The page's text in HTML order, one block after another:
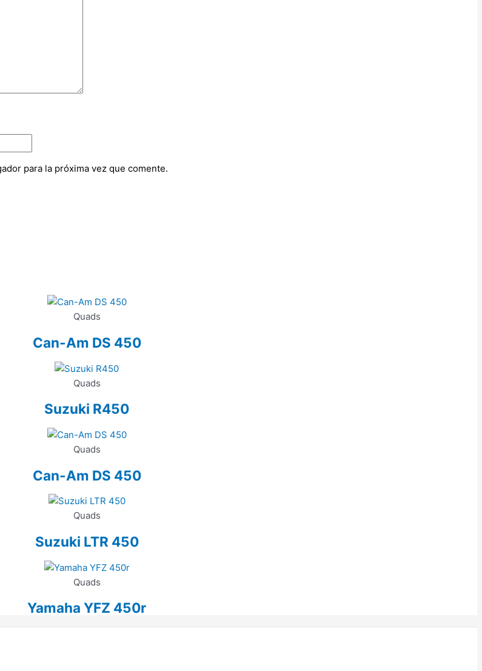
para la próxima vez que comente.
Quads
Can-Am DS 450
Quads
Suzuki R450
Quads
Can-Am DS 450
Quads
Suzuki LTR 450
Quads
Yamaha YFZ 450r